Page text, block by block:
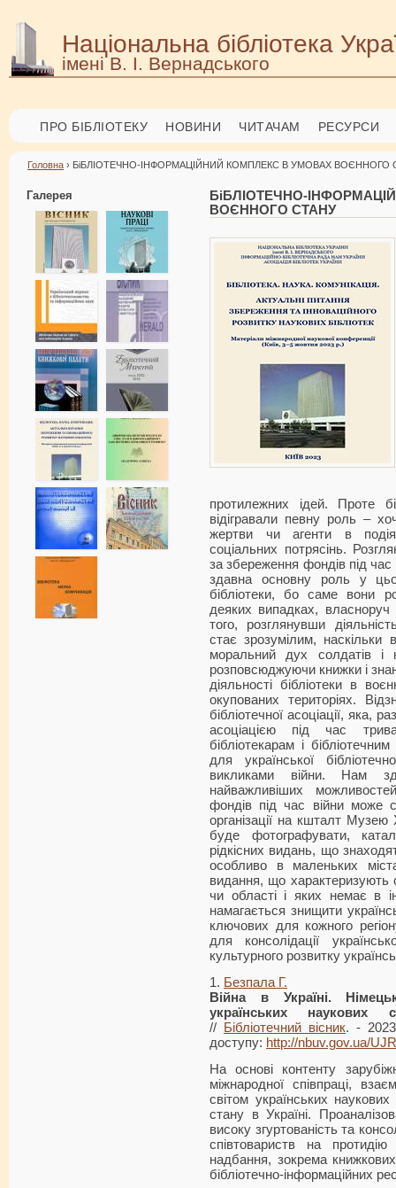
Національна бібліотека
імені В. І. Вернадського
ПРО БІБЛІОТЕКУ НОВИНИ ЧИТАЧАМ РЕСУРСИ
Головна › БіБЛІОТЕЧНО-ІНФОРМАЦІЙНИЙ КОМПЛЕКС В УМОВАХ ВОЄННОГО
Галерея
БіБЛІОТЕЧНО-
ВОЄННОГО СТАНУ
протилежних ідей. Проте
відігравали певну роль –
жертви чи агенти в
соціальних потрясінь.
за збереження фондів під
здавна основну роль у
бібліотеки, бо саме вони
деяких випадках, власноруч
того, розглянувши
стає зрозумілим, наскільки
моральний дух солдатів і
розповсюджуючи книжки і
діяльності бібліотеки в
окупованих територіях.
бібліотечної асоціації, яка,
асоціацією під час
бібліотекарам і
для української
викликами війни. Нам
найважливіших
фондів під час війни може
організації на кшталт Музею
буде фотографувати,
рідкісних видань, що
особливо в маленьких
видання, що характеризують
чи області і яких немає в
намагається знищити
ключових для кожного
для консолідації
культурного розвитку
1. Безпала Г.
Війна в Україні.
українських наукових
//
Бібліотечний вісник. -
доступу: http://nbuv.gov.ua/
На основі контенту
міжнародної співпраці,
світом українських
стану в Україні.
високу згуртованість та
співтовариств на
надбання, зокрема
бібліотечно-інформаційних